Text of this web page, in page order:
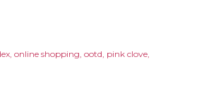
online shopping ootd pink clove